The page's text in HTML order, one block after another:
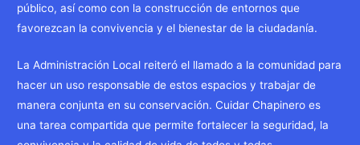
público, así como con la construcción de entornos que
favorezcan la convivencia y el bienestar de la ciudadanía.
La Administración Local reiteró el llamado a la comunidad para
hacer un uso responsable de estos espacios y trabajar de
manera conjunta en su conservación. Cuidar Chapinero es
una tarea compartida que permite fortalecer la seguridad, la